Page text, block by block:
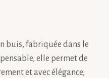
buis, fabriquée dans le
elle permet de
et avec élégance,